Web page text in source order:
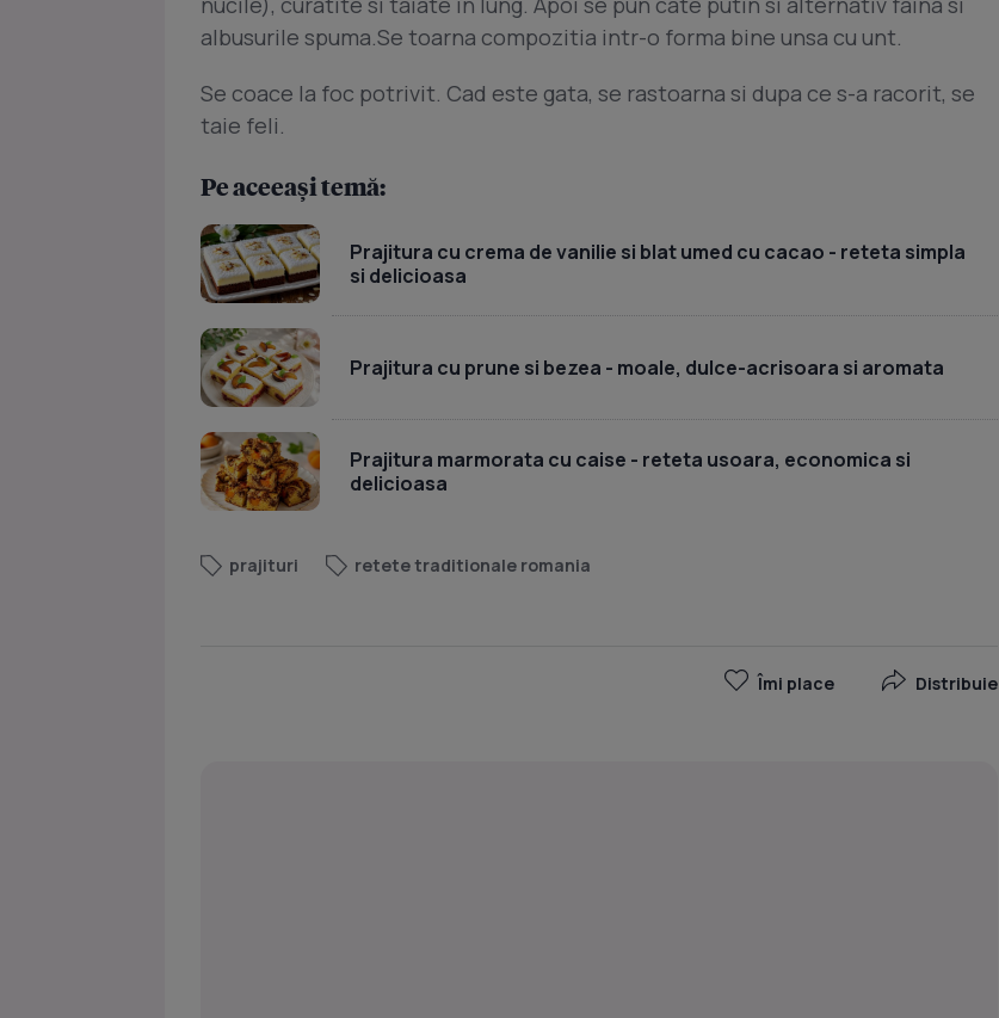
albusurile spuma.Se toarna compozitia intr-o forma bine unsa cu unt.
Se coace la foc potrivit. Cad este gata, se rastoarna si dupa ce s-a racorit, se
taie feli.
Pe aceeași temă:
Prajitura cu crema de vanilie si blat umed cu cacao - reteta simpla
si delicioasa
Prajitura cu prune si bezea - moale, dulce-acrisoara si aromata
Prajitura marmorata cu caise - reteta usoara, economica si
delicioasa
prajituri retete traditionale romania
Îmi place Distribuie